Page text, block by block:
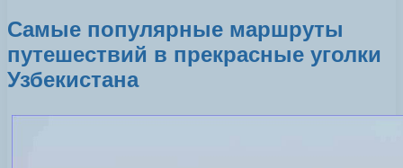
Самые популярные маршруты
путешествий в прекрасные уголки
Узбекистана